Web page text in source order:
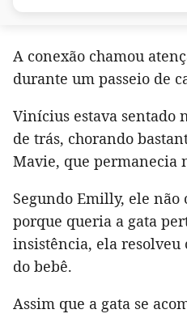
A conexão chamou
durante um passeio de
Vinícius estava sentado
de trás, chorando
Mavie, que permanecia
Segundo Emilly, ele não
porque queria a gata
insistência, ela resolveu
do bebê.
Assim que a gata se